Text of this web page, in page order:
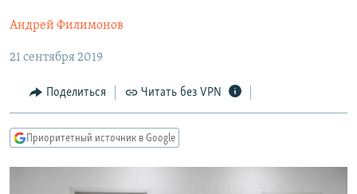
содержанию
Вернутся
главной
навигации
Вернутся
АВТОРСКИЕ ПРОЕКТЫ
ЦИТАТЫ СВОБОДЫ
МНЕНИЯ
КУЛЬТУРА
IDEL.РЕАЛИИ
Андрей Филимонов
21 сентября 2019
Поделиться Читать без VPN
Приоритетный источник в Google